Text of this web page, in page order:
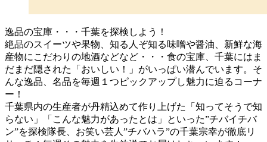
逸品の宝庫・・・千葉を探検しよう！
絶品のスイーツや果物、知る人ぞ知る味噌や醤油、新鮮な海
産物にこだわりの地酒などなど・・・食の宝庫、千葉にはま
だまだ隠された「おいしい！」がいっぱい潜んでいます。そ
んな逸品、名品を毎週１つピックアップし魅力に迫るコーナ
ー！
千葉県内の生産者が丹精込めて作り上げた「知ってそうで知
らない」「こんな魅力があったとは」といった”チバイチバ
ン”を探検隊長、お笑い芸人”チバハラ”の千葉宗幸が徹底リ